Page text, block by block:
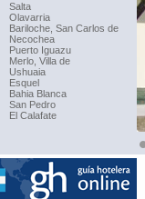
Salta
Olavarria
Bariloche, San Carlos de
Necochea
Puerto Iguazu
Merlo, Villa de
Ushuaia
Esquel
Bahia Blanca
San Pedro
El Calafate